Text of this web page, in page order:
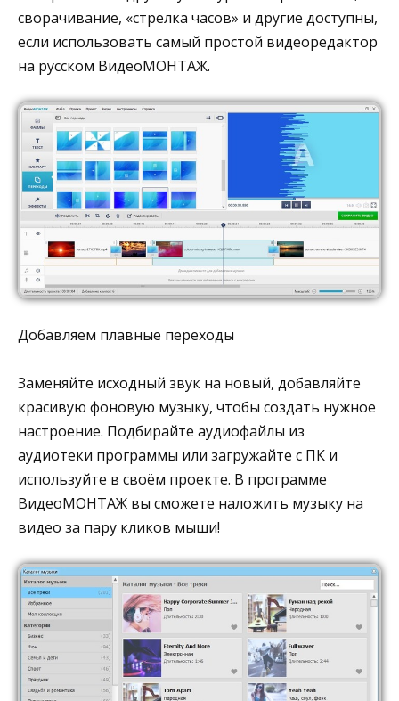
сворачивание, «стрелка часов» и другие доступны,
если использовать самый простой видеоредактор
на русском ВидеоМОНТАЖ.
Добавляем плавные переходы
Заменяйте исходный звук на новый, добавляйте
красивую фоновую музыку, чтобы создать нужное
настроение. Подбирайте аудиофайлы из
аудиотеки программы или загружайте с ПК и
используйте в своём проекте. В программе
ВидеоМОНТАЖ вы сможете наложить музыку на
видео за пару кликов мыши!